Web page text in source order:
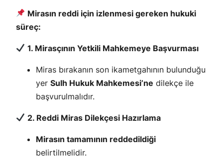
Mirasın reddi için izlenmesi gereken hukuki
süreç:
1. Mirasçının Yetkili Mahkemeye Başvurması
Miras bırakanın son ikametgahının bulunduğu
yer Sulh Hukuk Mahkemesi’ne dilekçe ile
başvurulmalıdır.
2. Reddi Miras Dilekçesi Hazırlama
Mirasın tamamının reddedildiği
belirtilmelidir.